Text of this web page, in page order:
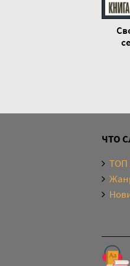
ЧТО
ТОП